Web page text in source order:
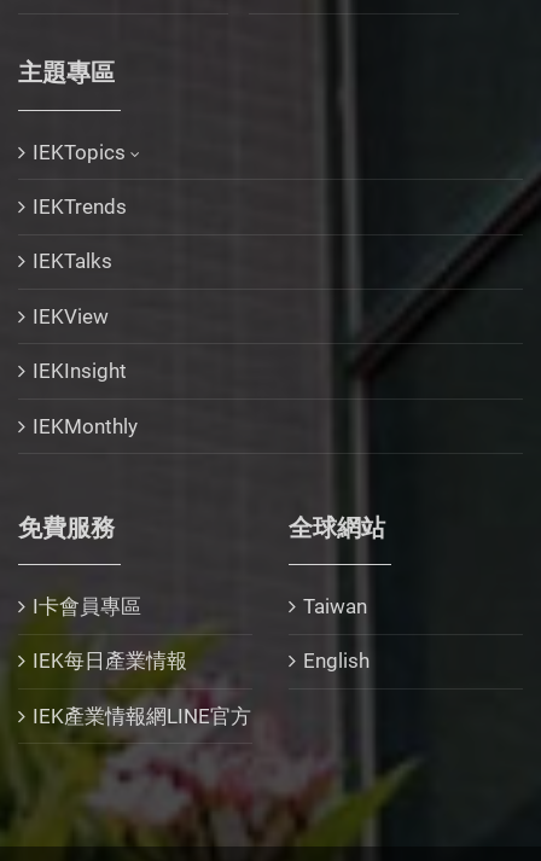
主題專區
IEKTopics
IEKTrends
IEKTalks
IEKView
IEKInsight
IEKMonthly
免費服務
I卡會員專區
IEK每日產業情報
IEK產業情報網LINE官方
全球網站
Taiwan
English